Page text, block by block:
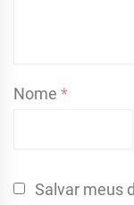
Nome *
Salvar meus